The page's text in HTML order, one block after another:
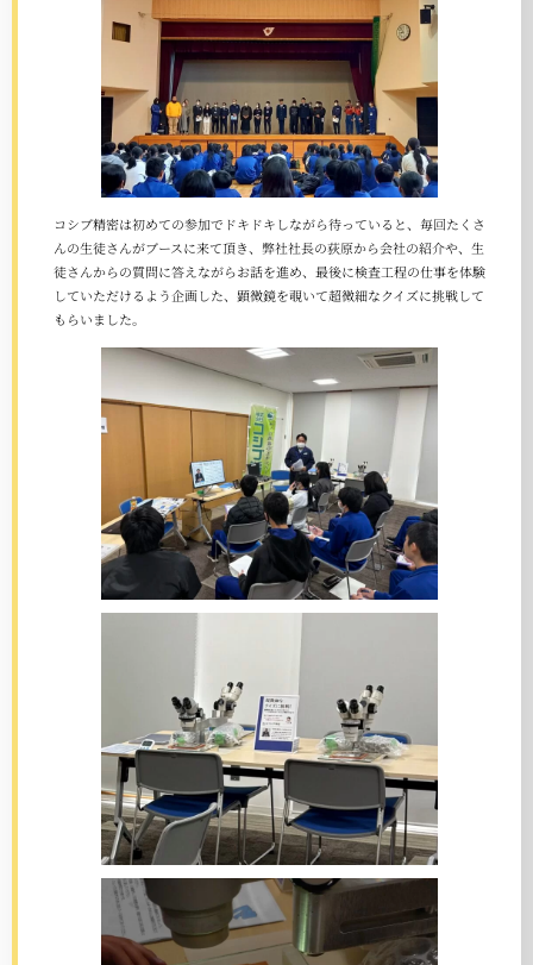
コシブ精密は初めての参加でドキドキしながら待っていると、毎回たくさ
んの生徒さんがブースに来て頂き、弊社社長の荻原から会社の紹介や、生
徒さんからの質問に答えながらお話を進め、最後に検査工程の仕事を体験
していただけるよう企画した、顕微鏡を覗いて超微細なクイズに挑戦して
もらいました。